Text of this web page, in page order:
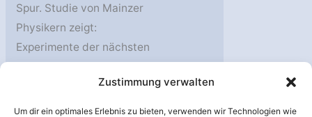
Zustimmung verwalten
Um dir ein optimales Erlebnis zu bieten, verwenden wir Technologien wie
Spur. Studie von Mainzer
Physikern zeigt:
Experimente der nächsten
Generation versprechen
Antworten auf eine der
aktuellsten Fragen der